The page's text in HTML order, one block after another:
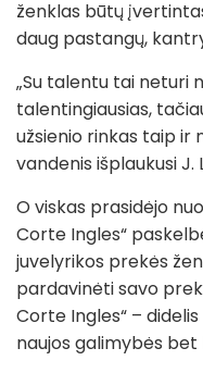
ženklas būtų
daug pastangų,
„Su talentu tai neturi
talentingiausias,
užsienio rinkas taip ir
vandenis išplaukusi J.
O viskas prasidėjo
Corte Ingles“
juvelyrikos prekės
pardavinėti savo
Corte Ingles“ –
naujos galimybės